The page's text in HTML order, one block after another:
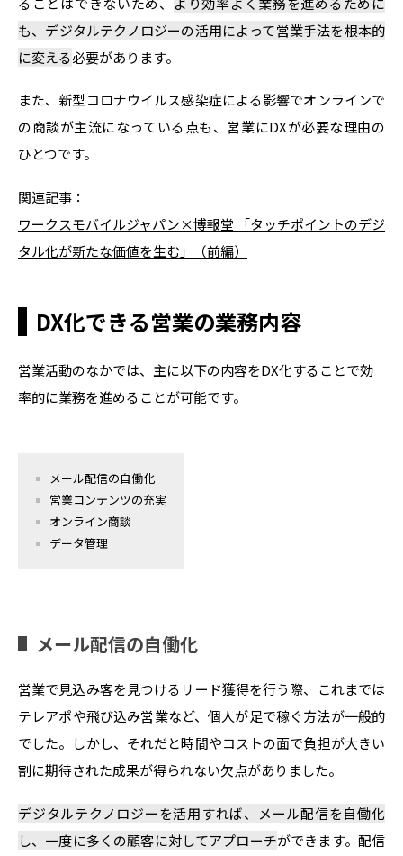
も、デジタルテクノロジーの活用によって営業手法を根本的
に変える必要があります。
また、新型コロナウイルス感染症による影響でオンラインで
の商談が主流になっている点も、営業にDXが必要な理由の
ひとつです。
関連記事：
ワークスモバイルジャパン×博報堂 「タッチポイントのデジ
タル化が新たな価値を生む」（前編）
DX化できる営業の業務内容
営業活動のなかでは、主に以下の内容をDX化することで効
率的に業務を進めることが可能です。
メール配信の自働化
営業コンテンツの充実
オンライン商談
データ管理
メール配信の自働化
営業で見込み客を見つけるリード獲得を行う際、これまでは
テレアポや飛び込み営業など、個人が足で稼ぐ方法が一般的
でした。しかし、それだと時間やコストの面で負担が大きい
割に期待された成果が得られない欠点がありました。
デジタルテクノロジーを活用すれば、メール配信を自働化
し、一度に多くの顧客に対してアプローチができます。配信